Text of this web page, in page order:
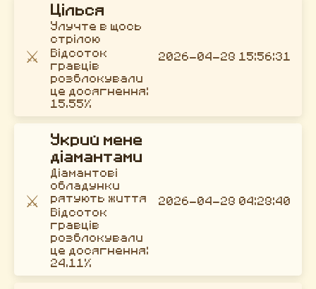
⚔️
Цілься
Улучте в щось
стрілою
Відсоток
гравців
розблокували
це досягнення:
15.55%
2026-04-28 15:56:31
⚔️
Укрий мене
діамантами
Діамантові
обладунки
рятують життя
Відсоток
гравців
розблокували
це досягнення:
24.11%
2026-04-28 04:28:40